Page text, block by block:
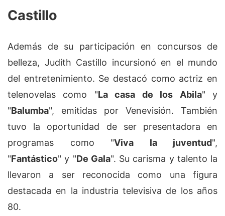
Castillo
Además de su participación en concursos de
belleza, Judith Castillo incursionó en el mundo
del entretenimiento. Se destacó como actriz en
telenovelas como "La casa de los Abila" y
"Balumba", emitidas por Venevisión. También
tuvo la oportunidad de ser presentadora en
programas como "Viva la juventud",
"Fantástico" y "De Gala". Su carisma y talento la
llevaron a ser reconocida como una figura
destacada en la industria televisiva de los años
80.